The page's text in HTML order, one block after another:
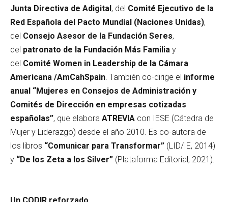
Junta Directiva de Adigital, del Comité Ejecutivo de la
Red Española del Pacto Mundial (Naciones Unidas),
del Consejo Asesor de la Fundación Seres,
del patronato de la Fundación Más Familia y
del Comité Women in Leadership de la Cámara
Americana /AmCahSpain . También co-dirige el informe
anual “Mujeres en Consejos de Administración y
Comités de Dirección en empresas cotizadas
españolas”, que elabora ATREVIA con IESE (Cátedra de
Mujer y Liderazgo) desde el año 2010. Es co-autora de
los libros “Comunicar para Transformar” (LID/IE, 2014)
y “De los Zeta a los Silver” (Plataforma Editorial, 2021).
Un CODIR reforzado